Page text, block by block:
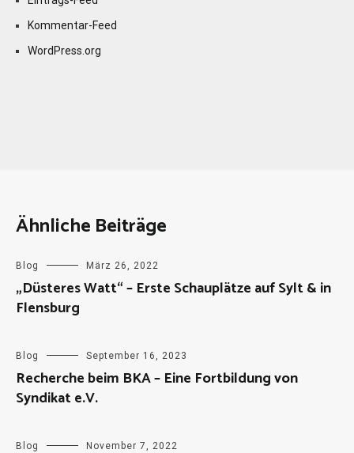
Kommentar-Feed
WordPress.org
Ähnliche Beiträge
Blog März 26, 2022
„Düsteres Watt“ – Erste Schauplätze auf Sylt & in
Flensburg
Blog September 16, 2023
Recherche beim BKA – Eine Fortbildung von
Syndikat e.V.
Blog November 7, 2022